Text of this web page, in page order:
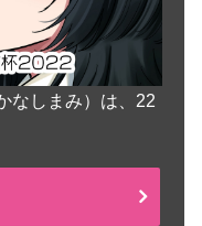
なしまみ）は、22